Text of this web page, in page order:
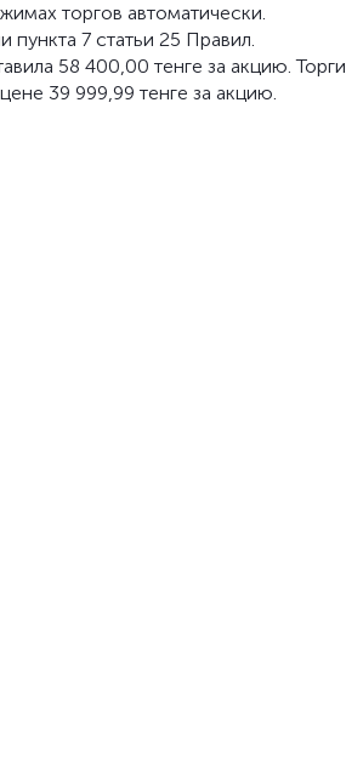
торгов автоматически.
7 статьи 25 Правил.
58 400,00 тенге за акцию. Торги
39 999,99 тенге за акцию.